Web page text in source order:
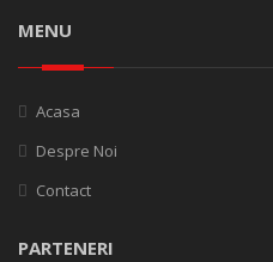
MENU
Acasa
Despre Noi
Contact
PARTENERI